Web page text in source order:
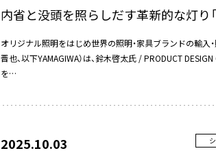
内省と没頭を照らしだす革新的な灯り
オリジナル照明をはじめ世界の照明・家具ブランドの輸入・
晋也、以下YAMAGIWA）は、鈴木啓太氏 / PRODUCT
を…
2025.10.03